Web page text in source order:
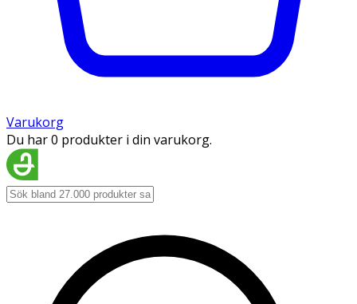
Varukorg
Du har 0 produkter i din varukorg.